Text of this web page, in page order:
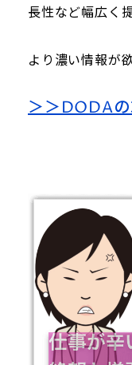
長性など幅広く
より濃い情報が
＞＞DODA